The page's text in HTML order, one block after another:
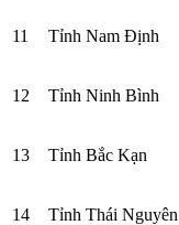
11 Tỉnh Nam Định
12 Tỉnh Ninh Bình
13 Tỉnh Bắc Kạn
14 Tỉnh Thái Nguyên